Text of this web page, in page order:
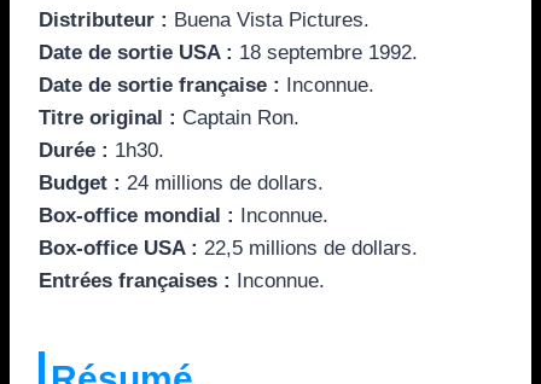
Distributeur : Buena Vista Pictures.
Date de sortie USA : 18 septembre 1992.
Date de sortie française : Inconnue.
Titre original : Captain Ron.
Durée : 1h30.
Budget : 24 millions de dollars.
Box-office mondial : Inconnue.
Box-office USA : 22,5 millions de dollars.
Entrées françaises : Inconnue.